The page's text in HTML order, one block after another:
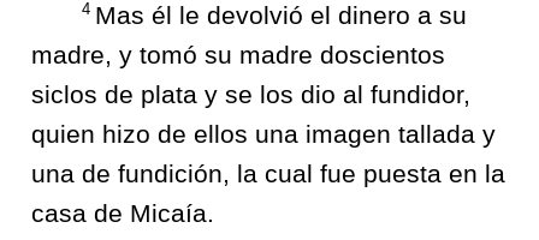
4 Mas él le devolvió el dinero a su
madre, y tomó su madre doscientos
siclos de plata y se los dio al fundidor,
quien hizo de ellos una imagen tallada y
una de fundición, la cual fue puesta en la
casa de Micaía.